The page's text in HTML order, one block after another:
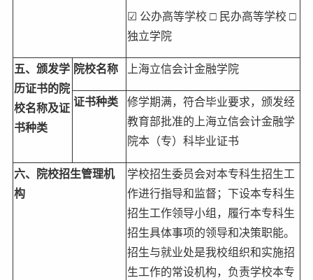
☑ 公办高等学校 □ 民办高等学校 □
独立学院
五、颁发学
历证书的院
校名称及证
书种类
院校名称 上海立信会计金融学院
证书种类 修学期满，符合毕业要求，颁发经
教育部批准的上海立信会计金融学
院本（专）科毕业证书
六、院校招生管理机
构
学校招生委员会对本专科生招生工
作进行指导和监督；下设本专科生
招生工作领导小组，履行本专科生
招生具体事项的领导和决策职能。
招生与就业处是我校组织和实施招
生工作的常设机构，负责学校本专